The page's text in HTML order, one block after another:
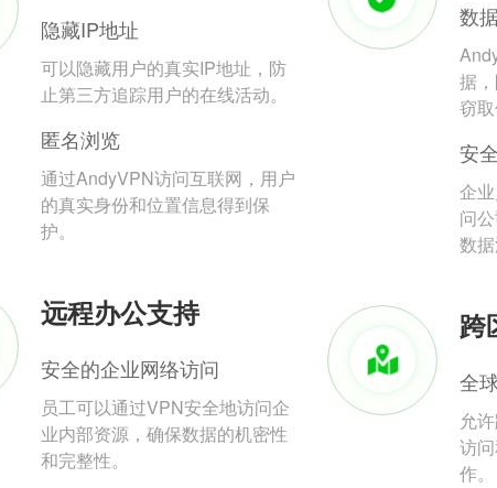
隐藏IP地址
可以隐藏用户的真实IP地址，防
止第三方追踪用户的在线活动。
匿名浏览
通过AndyVPN访问互联网，用户
的真实身份和位置信息得到保
护。
数
据
窃取
安
企
问
数据
远程办公支持
安全的企业网络访问
员工可以通过VPN安全地访问企
业内部资源，确保数据的机密性
和完整性。
跨
全
允
访
作。